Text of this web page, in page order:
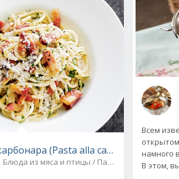
(Pasta alla carbonara)
Блюда из мяса и птицы / Паста
Всем
намного
В этом,